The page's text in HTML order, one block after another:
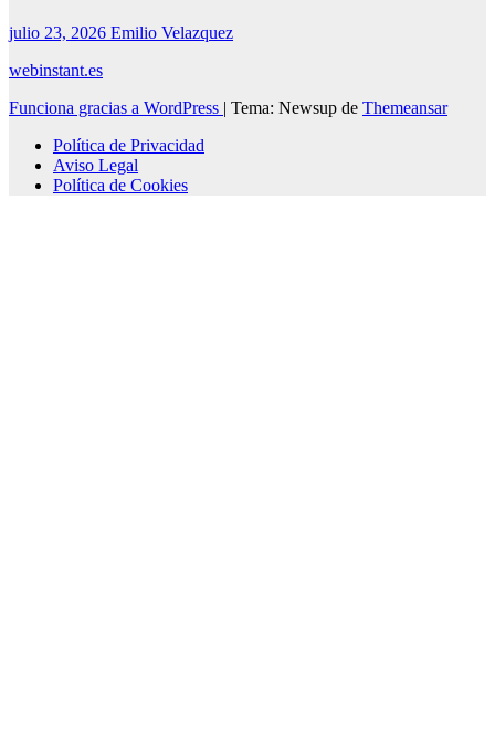
julio 23, 2026 Emilio Velazquez
webinstant.es
Funciona gracias a WordPress | Tema: Newsup de Themeansar
Política de Privacidad
Aviso Legal
Política de Cookies